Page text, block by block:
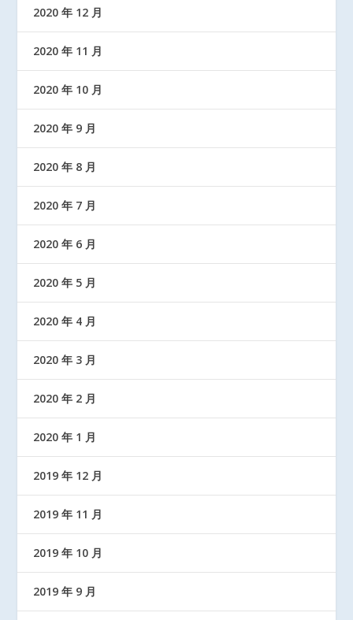
2020 年 12 月
2020 年 11 月
2020 年 10 月
2020 年 9 月
2020 年 8 月
2020 年 7 月
2020 年 6 月
2020 年 5 月
2020 年 4 月
2020 年 3 月
2020 年 2 月
2020 年 1 月
2019 年 12 月
2019 年 11 月
2019 年 10 月
2019 年 9 月